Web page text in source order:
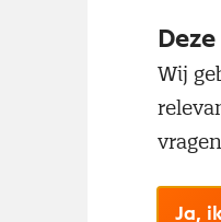
Wij
Ja,